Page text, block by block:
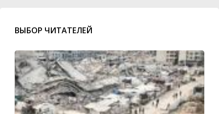
ВЫБОР ЧИТАТЕЛЕЙ